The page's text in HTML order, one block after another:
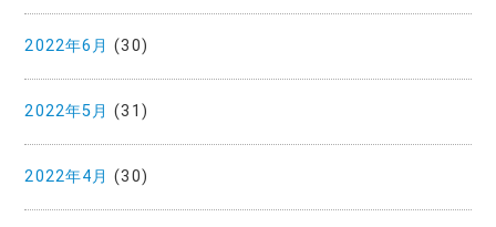
2022年6月 (30)
2022年5月 (31)
2022年4月 (30)